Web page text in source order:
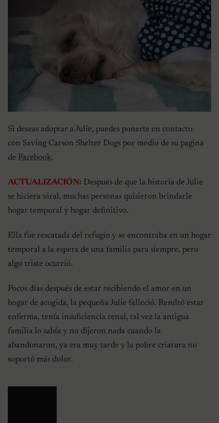
Si deseas adoptar a Julie, puedes ponerte en contacto
con Saving Carson Shelter Dogs por medio de su pagina
de Facebook.
ACTUALIZACIÓN: Después de que la historia de Julie
se hiciera viral, muchas personas quisieron brindarle
hogar temporal y hogar definitivo.
Ella fue rescatada del refugio y se encontraba en un hogar
temporal a la espera de una familia para siempre, pero
algo triste ocurrió.
Pocos días después de estar recibiendo el amor en un
hogar de acogida, la pequeña Julie falleció. Resultó estar
enferma, tenía insuficiencia renal, tal vez la antigua
familia lo sabía y no dijeron nada cuando la
abandonaron, ya era muy tarde y la pobre criatura no
soportó más dolor.